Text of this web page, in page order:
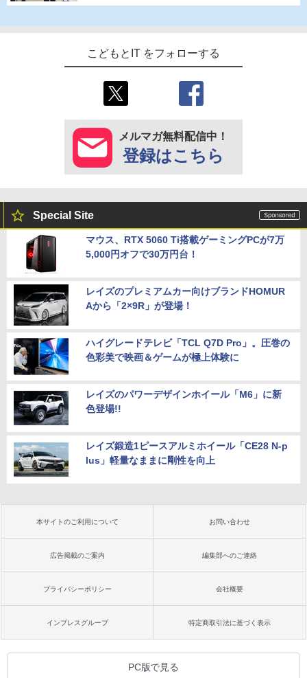
こどもとIT をフォローする
メルマガ無料配信中！
登録はこちら
Special Site
マウス、RTX 5060 Ti搭載ゲーミングPCが7万
5,000円オフで30万円台！
レイズのプレミアムカー向けブランドHOMUR
Aから「2×9R」が登場！
ハイグレードテレビ「TCL Q7D Pro」。圧巻の
色彩美で映画＆ゲームが極上体験に
レイズのパワーデザインホイール「M6」に新
色登場!!
レイズ鍛造1ピースアルミホイール「CE28 N-p
lus」軽量なままに剛性を向上
本サイトのご利用について お問い合わせ
広告掲載のご案内 編集部へのご連絡
プライバシーポリシー 会社概要
インプレスグループ 特定商取引法に基づく表示
PC版で見る